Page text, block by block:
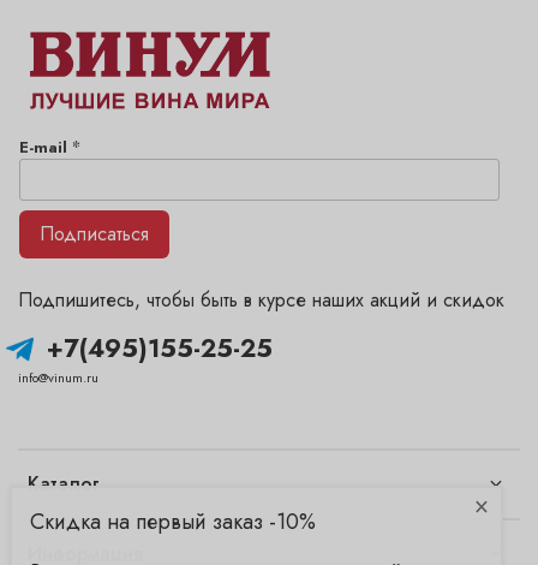
Каталог
+7(495)155-25-25
info@vinum.ru
Подпишитесь, чтобы быть в курсе наших акций и скидок
E-mail *
Подписаться
×
Скидка на первый заказ -10%